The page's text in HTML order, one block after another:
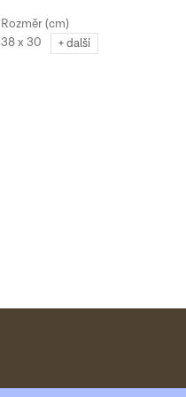
38 x 30 + další